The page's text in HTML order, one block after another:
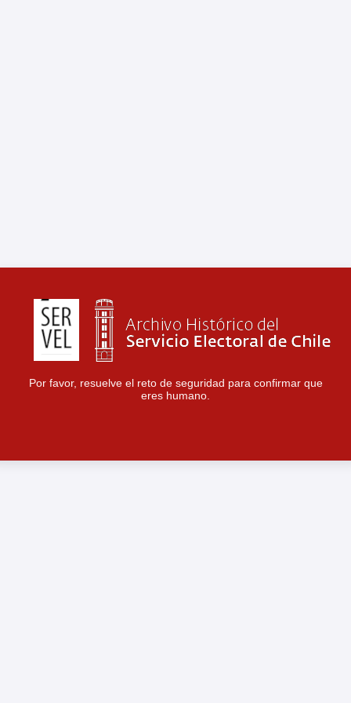
Por favor, resuelve el reto de seguridad para confirmar que
eres humano.